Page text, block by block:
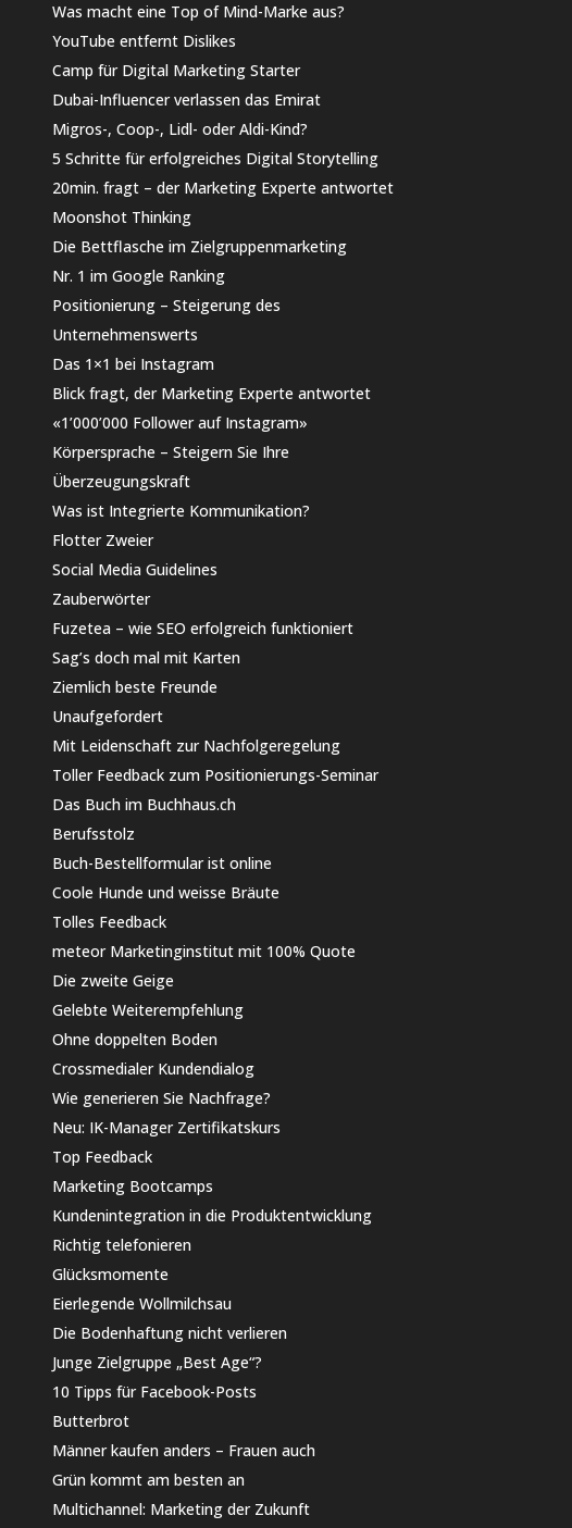
Was macht eine Top of Mind-Marke aus?
YouTube entfernt Dislikes
Camp für Digital Marketing Starter
Dubai-Influencer verlassen das Emirat
Migros-, Coop-, Lidl- oder Aldi-Kind?
5 Schritte für erfolgreiches Digital Storytelling
20min. fragt – der Marketing Experte antwortet
Moonshot Thinking
Die Bettflasche im Zielgruppenmarketing
Nr. 1 im Google Ranking
Positionierung – Steigerung des
Unternehmenswerts
Das 1×1 bei Instagram
Blick fragt, der Marketing Experte antwortet
«1’000’000 Follower auf Instagram»
Körpersprache – Steigern Sie Ihre
Überzeugungskraft
Was ist Integrierte Kommunikation?
Flotter Zweier
Social Media Guidelines
Zauberwörter
Fuzetea – wie SEO erfolgreich funktioniert
Sag’s doch mal mit Karten
Ziemlich beste Freunde
Unaufgefordert
Mit Leidenschaft zur Nachfolgeregelung
Toller Feedback zum Positionierungs-Seminar
Das Buch im Buchhaus.ch
Berufsstolz
Buch-Bestellformular ist online
Coole Hunde und weisse Bräute
Tolles Feedback
meteor Marketinginstitut mit 100% Quote
Die zweite Geige
Gelebte Weiterempfehlung
Ohne doppelten Boden
Crossmedialer Kundendialog
Wie generieren Sie Nachfrage?
Neu: IK-Manager Zertifikatskurs
Top Feedback
Marketing Bootcamps
Kundenintegration in die Produktentwicklung
Richtig telefonieren
Glücksmomente
Eierlegende Wollmilchsau
Die Bodenhaftung nicht verlieren
Junge Zielgruppe „Best Age“?
10 Tipps für Facebook-Posts
Butterbrot
Männer kaufen anders – Frauen auch
Grün kommt am besten an
Multichannel: Marketing der Zukunft